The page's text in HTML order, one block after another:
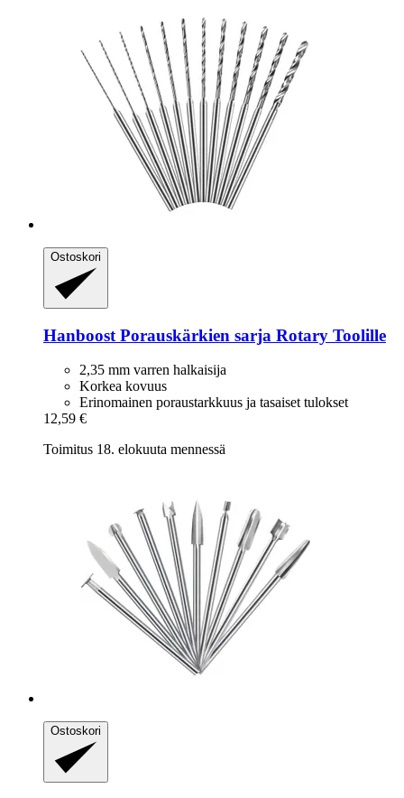
Ostoskori
Hanboost Porauskärkien sarja Rotary Toolille
2,35 mm varren halkaisija
Korkea kovuus
Erinomainen poraustarkkuus ja tasaiset tulokset
12,59 €
Toimitus 18. elokuuta mennessä
Ostoskori